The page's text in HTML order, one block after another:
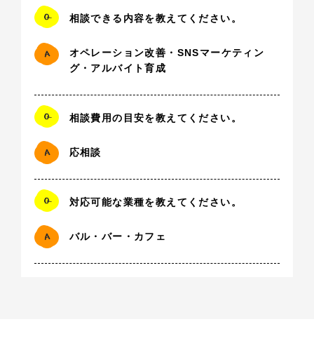
相談できる内容を教えてください。
オペレーション改善・SNSマーケティン
グ・アルバイト育成
相談費用の目安を教えてください。
応相談
対応可能な業種を教えてください。
バル・バー・カフェ